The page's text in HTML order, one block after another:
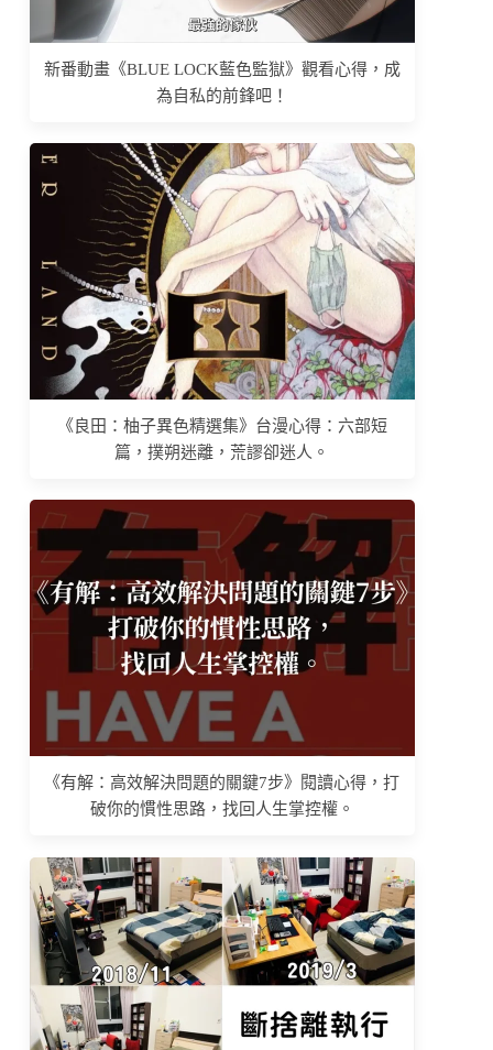
新番動畫《BLUE LOCK藍色監獄》觀看心得，成
為自私的前鋒吧！
《良田：柚子異色精選集》台漫心得：六部短
篇，撲朔迷離，荒謬卻迷人。
《有解：高效解決問題的關鍵7步》閱讀心得，打
破你的慣性思路，找回人生掌控權。